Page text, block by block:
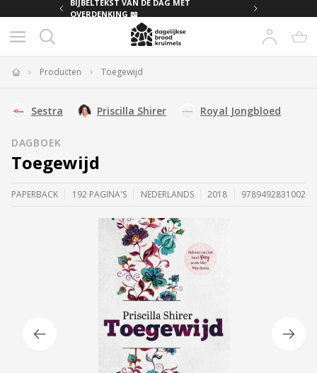
BIJBELTEKST VAN DE DAG MET
OVERDENKING 📖
Producten Toegewijd
Sestra Priscilla Shirer Royal Jongbloed
DAGBOEK
Toegewijd
PAPERBACK 192 PAGINA'S NEDERLANDS 2018 9789492831002